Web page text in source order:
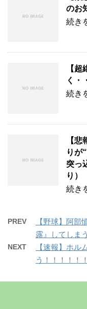
のお
続き
【
く・
続き
【
りが
突っ
り）
続き
PREV
【野球】阿部
露』してしま
NEXT
【速報】ホル
う！！！！！